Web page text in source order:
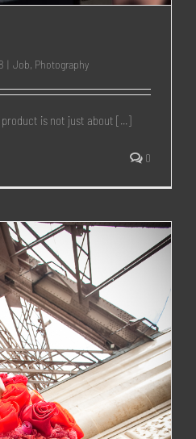
| Job, Photography
is not just about [...]
0